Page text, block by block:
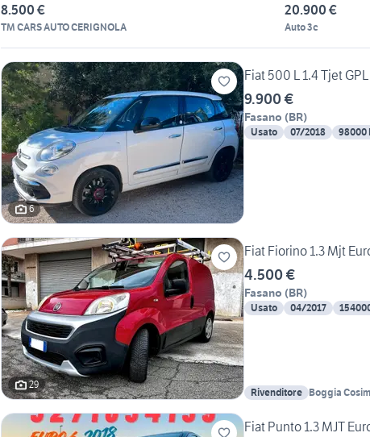
8.500 €
TM CARS AUTO CERIGNOLA
20.900 €
Auto 3c
6
Fiat 500 L 1.4 Tjet GPL
9.900 €
Fasano (BR)
Usato 07/2018 98000
29
Fiat Fiorino 1.3 Mjt
4.500 €
Fasano (BR)
Usato 04/2017
Rivenditore Boggia
Fiat Punto 1.3 MJT